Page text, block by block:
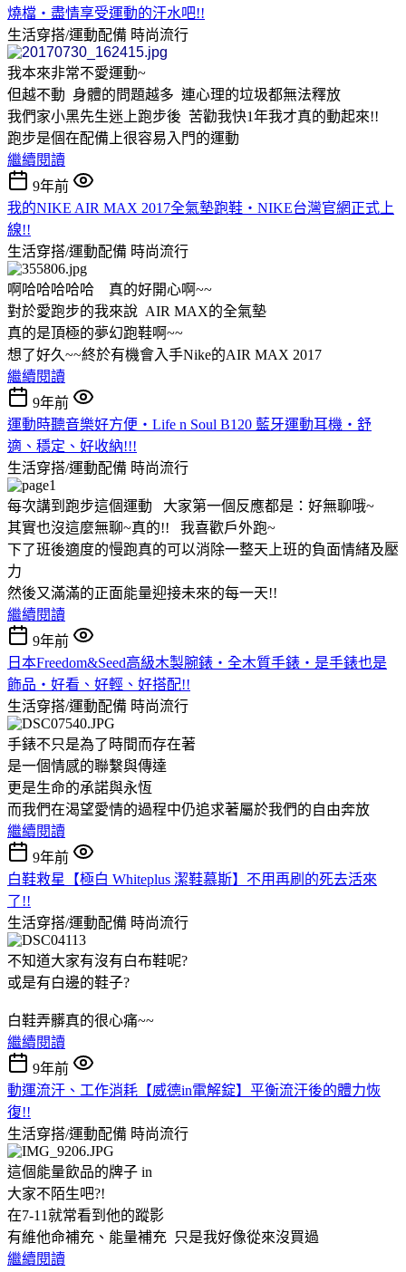
燒檔‧盡情享受運動的汗水吧!!
生活穿搭/運動配備 時尚流行
我本來非常不愛運動~
但越不動 身體的問題越多 連心理的垃圾都無法釋放
我們家小黑先生迷上跑步後 苦勸我快1年我才真的動起來!!
跑步是個在配備上很容易入門的運動
繼續閱讀
9年前
我的NIKE AIR MAX 2017全氣墊跑鞋‧NIKE台灣官網正式上
線!!
生活穿搭/運動配備 時尚流行
啊哈哈哈哈哈 真的好開心啊~~
對於愛跑步的我來說 AIR MAX的全氣墊
真的是頂極的夢幻跑鞋啊~~
想了好久~~終於有機會入手Nike的AIR MAX 2017
繼續閱讀
9年前
運動時聽音樂好方便‧Life n Soul B120 藍牙運動耳機‧舒
適、穩定、好收納!!!
生活穿搭/運動配備 時尚流行
每次講到跑步這個運動 大家第一個反應都是：好無聊哦~
其實也沒這麼無聊~真的!! 我喜歡戶外跑~
下了班後適度的慢跑真的可以消除一整天上班的負面情緒及壓
力
然後又滿滿的正面能量迎接未來的每一天!!
繼續閱讀
9年前
日本Freedom&Seed高級木製腕錶‧全木質手錶‧是手錶也是
飾品‧好看、好輕、好搭配!!
生活穿搭/運動配備 時尚流行
手錶不只是為了時間而存在著
是一個情感的聯繫與傳達
更是生命的承諾與永恆
而我們在渴望愛情的過程中仍追求著屬於我們的自由奔放
繼續閱讀
9年前
白鞋救星【極白 Whiteplus 潔鞋慕斯】不用再刷的死去活來
了!!
生活穿搭/運動配備 時尚流行
不知道大家有沒有白布鞋呢?
或是有白邊的鞋子?
白鞋弄髒真的很心痛~~
繼續閱讀
9年前
動運流汗、工作消耗【威德in電解錠】平衡流汗後的體力恢
復!!
生活穿搭/運動配備 時尚流行
這個能量飲品的牌子 in
大家不陌生吧?!
在7-11就常看到他的蹤影
有維他命補充、能量補充 只是我好像從來沒買過
繼續閱讀